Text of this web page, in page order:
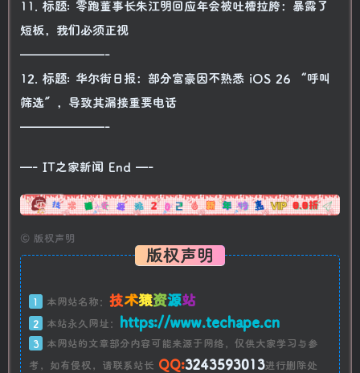
11. 标题: 零跑董事长朱江明回应年会被吐槽拉胯：暴露了
短板，我们必须正视
———————-
12. 标题: 华尔街日报：部分富豪因不熟悉 iOS 26 “呼叫
筛选”，导致其漏接重要电话
———————-
—- IT之家新闻 End —-
广告
© 版权声明
版权声明
1 本网站名称： 技术猿资源站
2 本站永久网址： https://www.techape.cn
3
本网站的文章部分内容可能来源于网络，仅供大家学习与参
考，如有侵权，请联系站长 QQ:3243593013进行删除处